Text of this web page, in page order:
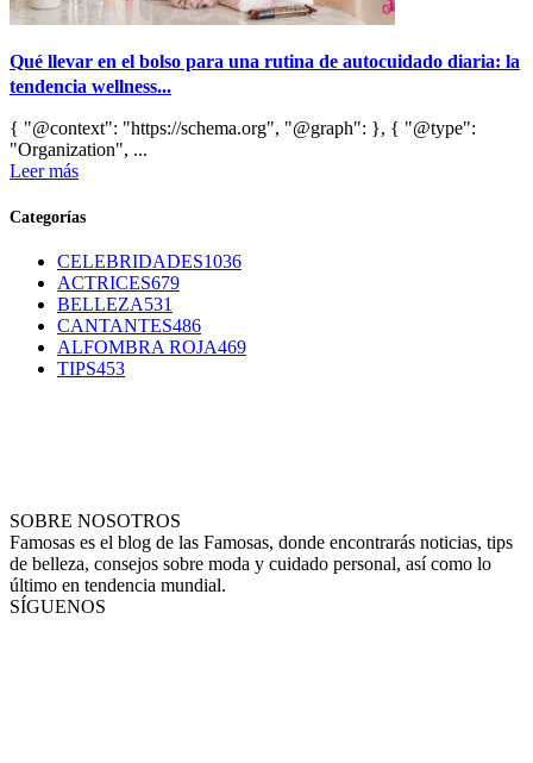
Qué llevar en el bolso para una rutina de autocuidado diaria: la
tendencia wellness...
{ "@context": "https://schema.org", "@graph": }, { "@type":
"Organization", ...
Leer más
Categorías
CELEBRIDADES1036
ACTRICES679
BELLEZA531
CANTANTES486
ALFOMBRA ROJA469
TIPS453
SOBRE NOSOTROS
Famosas es el blog de las Famosas, donde encontrarás noticias, tips
de belleza, consejos sobre moda y cuidado personal, así como lo
último en tendencia mundial.
SÍGUENOS